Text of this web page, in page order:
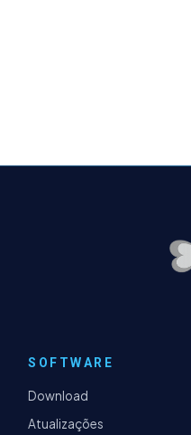
SOFTWARE
Download
Atualizações